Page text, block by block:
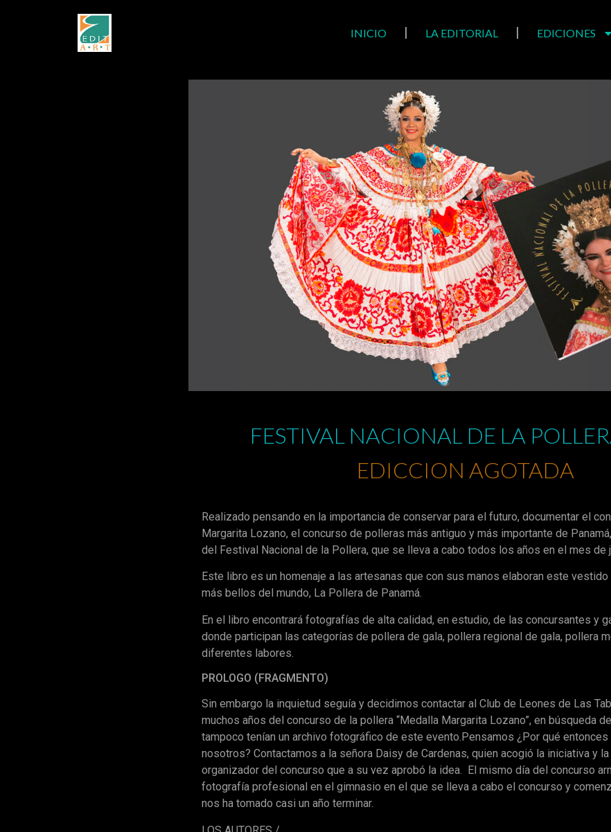
INICIO LA EDITORIAL EDICIONES
FESTIVAL NACIONAL DE LA
EDICCION AGOTADA
Realizado pensando en la importancia de conservar para el futuro, documentar el
Margarita Lozano, el concurso de polleras más antiguo y más importante de
del Festival Nacional de la Pollera, que se lleva a cabo todos los años en el mes de
Este libro es un homenaje a las artesanas que con sus manos elaboran este
más bellos del mundo, La Pollera de Panamá.
En el libro encontrará fotografías de alta calidad, en estudio, de las concursantes y
donde participan las categorías de pollera de gala, pollera regional de gala, pollera
diferentes labores.
PROLOGO (FRAGMENTO)
Sin embargo la inquietud seguía y decidimos contactar al Club de Leones de Las
muchos años del concurso de la pollera “Medalla Margarita Lozano”, en búsqueda
tampoco tenían un archivo fotográfico de este evento.Pensamos ¿Por qué
nosotros? Contactamos a la señora Daisy de Cardenas, quien acogió la iniciativa y
organizador del concurso que a su vez aprobó la idea.
El mismo día del concurso
fotografía profesional en el gimnasio en el que se lleva a cabo el concurso y
nos ha tomado casi un año terminar.